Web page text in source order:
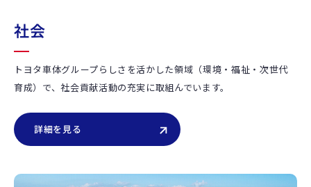
社会
トヨタ車体グループらしさを活かした領域（環境・福祉・次世代
育成）で、社会貢献活動の充実に取組んでいます。
詳細を見る